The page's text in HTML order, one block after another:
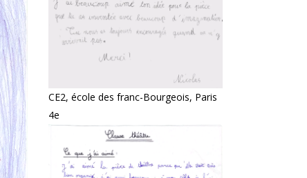
CE2, école des franc-Bourgeois, Paris
4e